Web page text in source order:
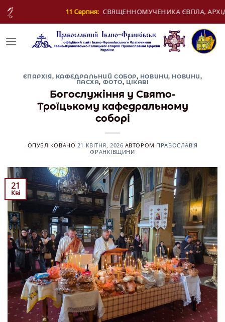
Skip
СВЯЩЕННОМУЧЕНИКА ЄВПЛА, АРХІДИЯКОНА
ЄПАРХІЯ, КАФЕДРАЛЬНИЙ СОБОР, НОВИНИ, НОВИНИ,
ПАСХА, ФОТО, ЦІКАВІ
Богослужіння у Свято-
Троїцькому кафедральному
соборі
ОПУБЛІКОВАНО 21 КВІТНЯ, 2026 АВТОРОМ ПРАВОСЛАВ'Я
ФРАНКІВЩИНИ
21
Кві